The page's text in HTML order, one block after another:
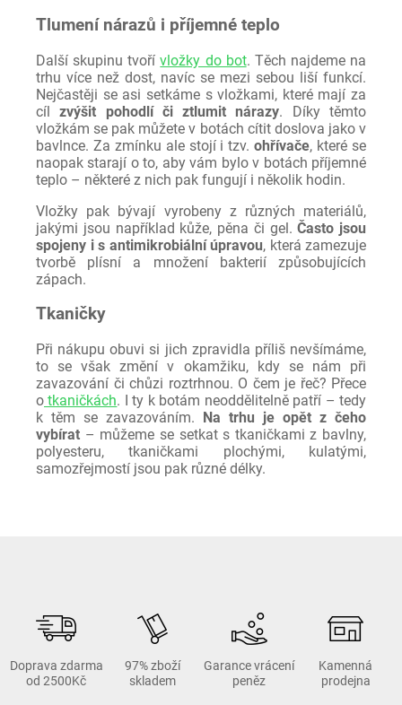
Tlumení nárazů i příjemné teplo
Další skupinu tvořívložky do bot. Těch najdeme na
trhu více než dost, navíc se mezi sebou liší funkcí.
Nejčastěji se asi setkáme s vložkami, které mají za
cílzvýšit pohodlí či ztlumit nárazy. Díky těmto
vložkám se pak můžete v botách cítit doslova jako v
bavlnce. Za zmínku ale stojí i tzv.ohřívače, které se
naopak starají o to, aby vám bylo v botách příjemné
teplo – některé z nich pak fungují i několik hodin.
Vložky pak bývají vyrobeny z různých materiálů,
jakými jsou například kůže, pěna či gel. Často jsou
spojeny i s antimikrobiální úpravou, která zamezuje
tvorbě plísní a množení bakterií způsobujících
zápach.
Tkaničky
Při nákupu obuvi si jich zpravidla příliš nevšímáme,
to se však změní v okamžiku, kdy se nám při
zavazování či chůzi roztrhnou. O čem je řeč? Přece
o tkaničkách. I ty k botám neoddělitelně patří – tedy
k těm se zavazováním.
Na trhu je opět z čeho
vybírat – můžeme se setkat s tkaničkami z bavlny,
polyesteru, tkaničkami plochými, kulatými,
samozřejmostí jsou pak různé délky.
Doprava zdarma
od 2500Kč
97% zboží
skladem
Garance vrácení
peněz
Kamenná
prodejna